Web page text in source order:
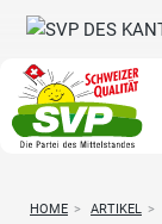
HOME > ARTIKEL >